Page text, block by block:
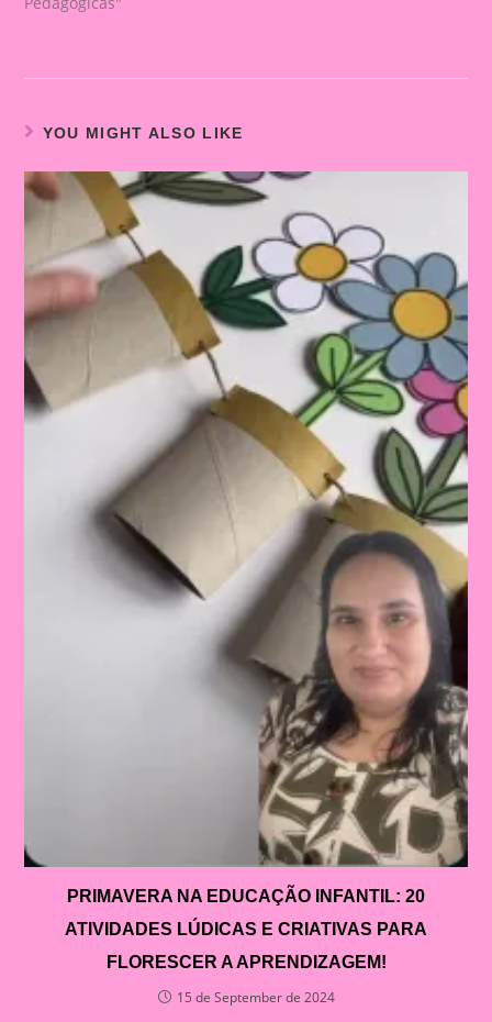
YOU MIGHT ALSO LIKE
PRIMAVERA NA EDUCAÇÃO INFANTIL: 20
ATIVIDADES LÚDICAS E CRIATIVAS PARA
FLORESCER A APRENDIZAGEM!
15 de September de 2024